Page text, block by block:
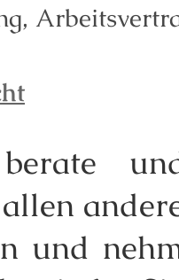
berate
und